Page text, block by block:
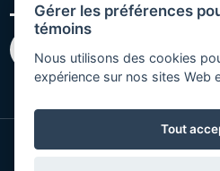
Gérer les préférences
témoins
Nous utilisons des cookies
expérience sur nos sites Web
Tout